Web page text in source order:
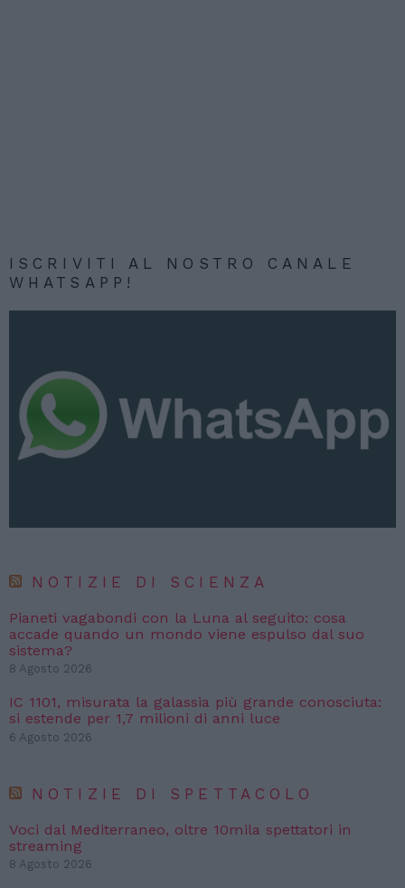
ISCRIVITI AL NOSTRO CANALE
WHATSAPP!
NOTIZIE DI SCIENZA
Pianeti vagabondi con la Luna al seguito: cosa
accade quando un mondo viene espulso dal suo
sistema?
8 Agosto 2026
IC 1101, misurata la galassia più grande conosciuta:
si estende per 1,7 milioni di anni luce
6 Agosto 2026
NOTIZIE DI SPETTACOLO
Voci dal Mediterraneo, oltre 10mila spettatori in
streaming
8 Agosto 2026